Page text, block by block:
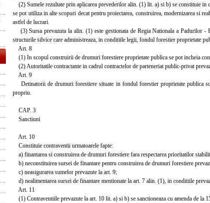
(2) Sumele rezultate prin aplicarea prevederilor alin. (1) lit. a) si b) se constituie
se pot utiliza in alte scopuri decat pentru proiectarea, construirea, modernizarea si
astfel de lucrari.
(3) Sursa prevazuta la alin. (1) este gestionata de Regia Nationala a Padurilor
structurile silvice care administreaza, in conditiile legii, fondul forestier proprietate
Art. 8
(1) In scopul construirii de drumuri forestiere proprietate publica se pot incheia
(2) Autoritatile contractante in cadrul contractelor de parteneriat public-privat
Art. 9
Detinatorii de drumuri forestiere situate in fondul forestier proprietate publica
propriu.
CAP. 3
Sanctiuni
Art. 10
Constituie contraventii urmatoarele fapte:
a) finantarea si construirea de drumuri forestiere fara respectarea prioritatilor
b) neconstituirea sursei de finantare pentru construirea de drumuri forestiere
c) neasigurarea sumelor prevazute la art. 9;
d) nealimentarea sursei de finantare mentionate la art. 7 alin. (1), in conditiile
Art. 11
(1) Contraventiile prevazute la art. 10 lit. a) si b) se sanctioneaza cu amenda de la